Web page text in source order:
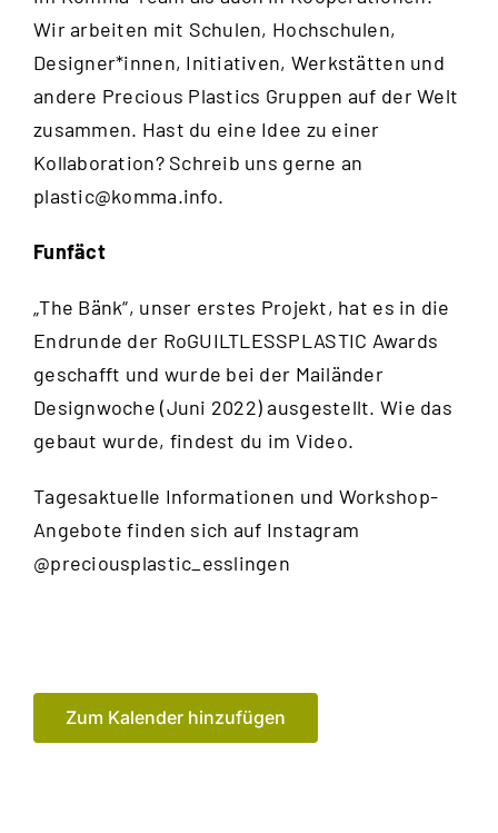
Wir arbeiten mit Schulen, Hochschulen,
Designer*innen, Initiativen, Werkstätten und
andere Precious Plastics Gruppen auf der Welt
zusammen. Hast du eine Idee zu einer
Kollaboration? Schreib uns gerne an
plastic@komma.info.
Funfäct
„The Bänk“, unser erstes Projekt, hat es in die
Endrunde der RoGUILTLESSPLASTIC Awards
geschafft und wurde bei der Mailänder
Designwoche (Juni 2022) ausgestellt. Wie das
gebaut wurde, findest du im Video.
Tagesaktuelle Informationen und Workshop-
Angebote finden sich auf Instagram
@preciousplastic_esslingen
Zum Kalender hinzufügen